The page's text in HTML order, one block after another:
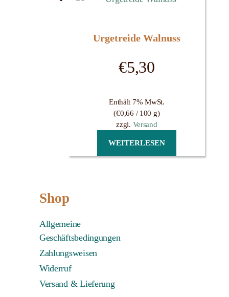
Urgetreide Walnuss
€5,30
Enthält 7% MwSt.
(€0,66 / 100 g)
zzgl. Versand
WEITERLESEN
Shop
Allgemeine
Geschäftsbedingungen
Zahlungsweisen
Widerruf
Versand & Lieferung